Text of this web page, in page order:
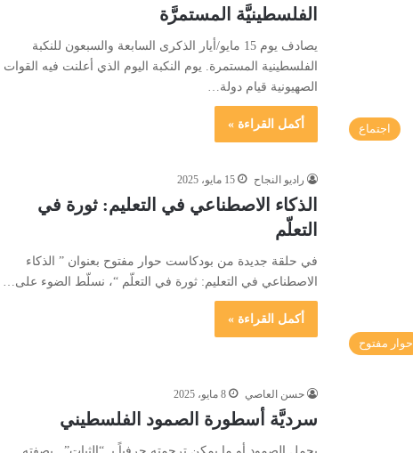
اجتماع
الفلسطينيَّة المستمرَّة
يصادف يوم 15 مايو/أيار الذكرى السابعة والسبعون للنكبة
الفلسطينية المستمرة. يوم النكبة اليوم الذي أعلنت فيه القوات
الصهيونية قيام دولة…
أكمل القراءة »
حوار مفتوح
راديو النجاح 15 مايو، 2025
الذكاء الاصطناعي في التعليم: ثورة في
التعلّم
في حلقة جديدة من بودكاست حوار مفتوح بعنوان ” الذكاء
الاصطناعي في التعليم: ثورة في التعلّم “، نسلّط الضوء على…
أكمل القراءة »
حسن العاصي 8 مايو، 2025
سرديَّة أسطورة الصمود الفلسطيني